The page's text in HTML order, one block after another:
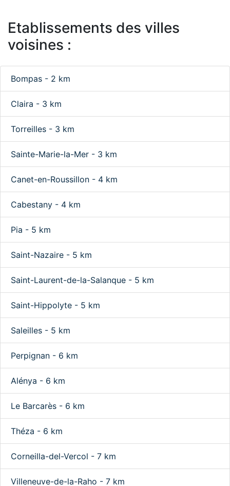
Etablissements des villes
voisines :
Bompas - 2 km
Claira - 3 km
Torreilles - 3 km
Sainte-Marie-la-Mer - 3 km
Canet-en-Roussillon - 4 km
Cabestany - 4 km
Pia - 5 km
Saint-Nazaire - 5 km
Saint-Laurent-de-la-Salanque - 5 km
Saint-Hippolyte - 5 km
Saleilles - 5 km
Perpignan - 6 km
Alénya - 6 km
Le Barcarès - 6 km
Théza - 6 km
Corneilla-del-Vercol - 7 km
Villeneuve-de-la-Raho - 7 km